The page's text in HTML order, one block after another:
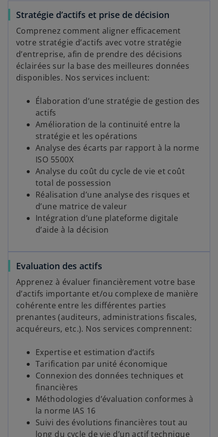
a
s
u
n
n
o
u
v
e
l
o
n
g
l
t
Stratégie d’actifs et prise de décision
Comprenez comment aligner efficacement
votre stratégie d’actifs avec votre stratégie
d’entreprise, afin de prendre des décisions
éclairées sur la base des meilleures données
disponibles. Nos services incluent:
Élaboration d’une stratégie de gestion des
actifs
Amélioration de la continuité entre la
stratégie et les opérations
Analyse des écarts par rapport à la norme
ISO 5500X
Analyse du coût du cycle de vie et coût
total de possession
Réalisation d’une analyse des risques et
d’une matrice de valeur
Intégration d’une plateforme digitale
d’aide à la décision
Evaluation des actifs
Apprenez à évaluer financièrement votre base
d’actifs importante et/ou complexe de manière
cohérente entre les différentes parties
prenantes (auditeurs, administrations fiscales,
acquéreurs, etc.). Nos services comprennent:
Expertise et estimation d’actifs
Tarification par unité économique
Connexion des données techniques et
financières
Méthodologies d’évaluation conformes à
la norme IAS 16
Suivi des évolutions financières tout au
long du cycle de vie d’un actif technique